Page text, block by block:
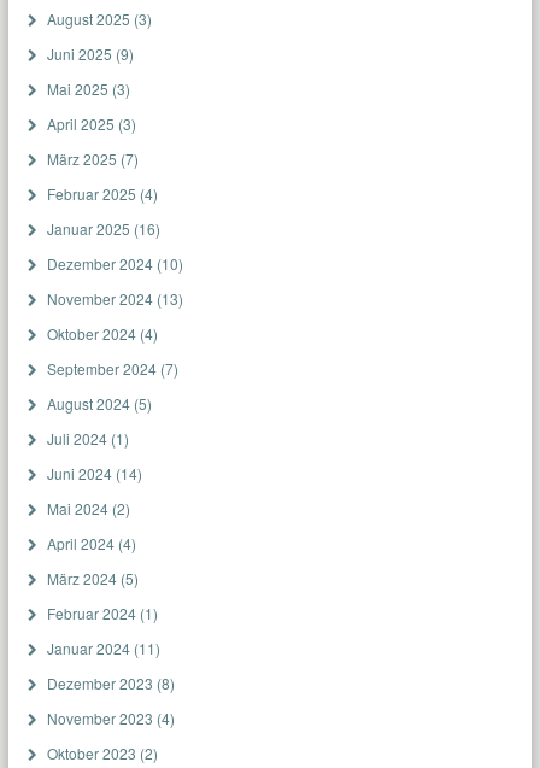
August 2025 (3)
Juni 2025 (9)
Mai 2025 (3)
April 2025 (3)
März 2025 (7)
Februar 2025 (4)
Januar 2025 (16)
Dezember 2024(10)
November 2024(13)
Oktober 2024(4)
September 2024(7)
August 2024(5)
Juli 2024(1)
Juni 2024(14)
Mai 2024(2)
April 2024(4)
März 2024(5)
Februar 2024(1)
Januar 2024(11)
Dezember 2023 (8)
November 2023 (4)
Oktober 2023 (2)